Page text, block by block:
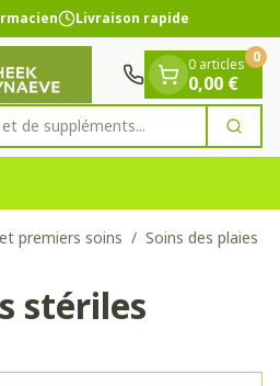
Livraison rapide
et de supplément
0 articles
0,00 €
0
premiers soins / Soins des plaies
stériles